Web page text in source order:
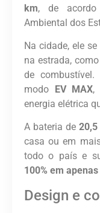
km, de
Ambiental dos
Na cidade, ele
na estrada,
de
modo EV MAX,
energia elétrica
A bateria de 20,5
casa ou em
todo o país e
100% em
Design e